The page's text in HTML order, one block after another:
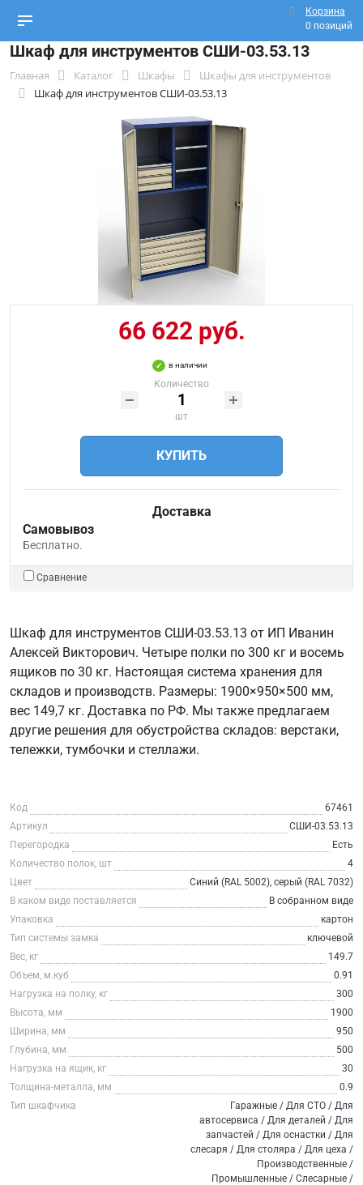
Корзина
0 позиций
Шкаф для инструментов СШИ-03.53.13
Главная Каталог Шкафы
Шкафы для инструментов
Шкаф для инструментов СШИ-03.53.13
66 622 руб.
в наличии
Количество
шт
КУПИТЬ
Доставка
Самовывоз
Бесплатно.
Сравнение
Шкаф для инструментов СШИ-03.53.13 от ИП Иванин
Алексей Викторович. Четыре полки по 300 кг и восемь
ящиков по 30 кг. Настоящая система хранения для
складов и производств. Размеры: 1900×950×500 мм,
вес 149,7 кг. Доставка по РФ. Мы также предлагаем
другие решения для обустройства складов: верстаки,
тележки, тумбочки и стеллажи.
Код
67461
Артикул
СШИ-03.53.13
Перегородка
Есть
Количество полок, шт
4
Цвет
Синий (RAL 5002), серый (RAL 7032)
В каком виде поставляется
В собранном виде
Упаковка
картон
Тип системы замка
ключевой
Вес, кг
149.7
Объем, м.куб
0.91
Нагрузка на полку, кг
300
Высота, мм
1900
Ширина, мм
950
Глубина, мм
500
Нагрузка на ящик, кг
30
Толщина-металла, мм
0.9
Тип шкафчика
Гаражные / Для СТО / Для
автосервиса / Для деталей / Для
запчастей / Для оснастки / Для
слесаря / Для столяра / Для цеха /
Производственные /
Промышленные / Слесарные /